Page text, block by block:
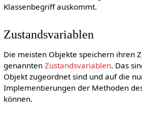
Klassenbegriff auskommt.
Zustandsvariablen
Die meisten Objekte speichern ihren
genannten Zustandsvariablen. Das
Objekt zugeordnet sind und auf die
Implementierungen der Methoden
können.